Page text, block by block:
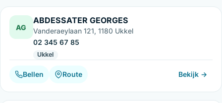
AG
ABDESSATER GEORGES
Vanderaeylaan 121, 1180 Ukkel
02 345 67 85
Ukkel
Bellen Route Bekijk →